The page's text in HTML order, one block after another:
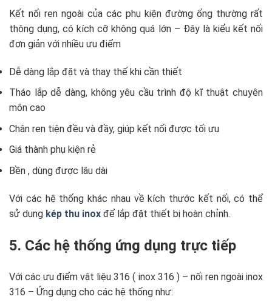
Kết nối ren ngoài của các phụ kiện đường ống thường rất
thông dụng, có kích cỡ không quá lớn – Đây là kiểu kết nối
đơn giản với nhiều ưu điểm
Dễ dàng lắp đặt và thay thế khi cần thiết
Tháo lắp dễ dàng, không yêu cầu trình độ kĩ thuật chuyên
môn cao
Chân ren tiện đều và đầy, giúp kết nối được tối ưu
Giá thành phụ kiện rẻ
Bền , dùng được lâu dài
Với các hệ thống khác nhau về kích thước kết nối, có thể
sử dụng kép thu inox để lắp đặt thiết bị hoàn chỉnh.
5. Các hệ thống ứng dụng trực tiếp
Với các ưu điểm vật liệu 316 ( inox 316 ) – nối ren ngoài inox
316 – Ứng dụng cho các hệ thống như: